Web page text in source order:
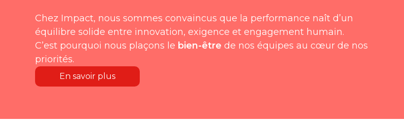
Chez Impact, nous sommes convaincus que la performance naît d’un
équilibre solide entre innovation, exigence et engagement humain.
C’est pourquoi nous plaçons le bien-être de nos équipes au cœur de nos
priorités.
En savoir plus